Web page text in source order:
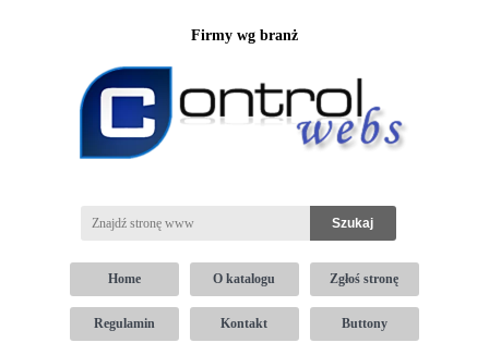
Firmy wg branż
Home O katalogu Zgłoś stronę
Regulamin Kontakt Buttony